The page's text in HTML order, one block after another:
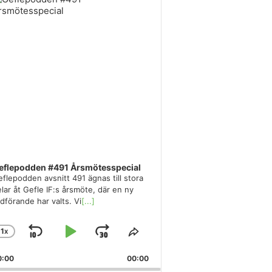
#491 Årsmötesspecial
avsnitt 491 ägnas till stora
åt Gefle IF:s årsmöte, där en ny
har valts. Vi[...]
CHANGE
RATE
1X
SKIP
BACKWARD
PLAYJUMP
FORWARD
SHARE
EPISODE
00:00